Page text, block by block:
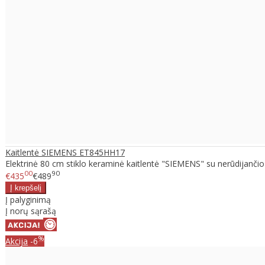
Kaitlentė SIEMENS ET845HH17
Elektrinė 80 cm stiklo keraminė kaitlentė "SIEMENS" su
€43500€48990
Į palyginimą
Į norų sąrašą
Akcija -6%